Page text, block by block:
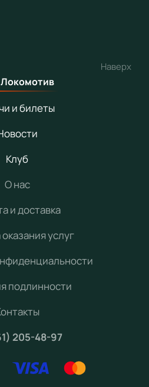
Наверх
и билеты
Клуб
О нас
и доставка
услуг
подлинности
205-48-97